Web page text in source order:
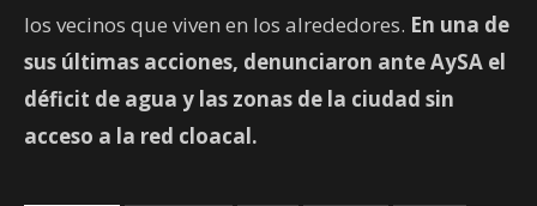
los vecinos que viven en los alrededores. En una de
sus últimas acciones, denunciaron ante AySA el
déficit de agua y las zonas de la ciudad sin
acceso a la red cloacal.